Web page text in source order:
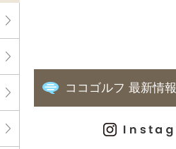
ココゴルフ 最新情報